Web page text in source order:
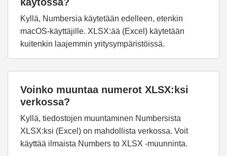
Kyllä, Numbersia käytetään edelleen, etenkin
macOS-käyttäjille. XLSX:ää (Excel) käytetään
kuitenkin laajemmin yritysympäristöissä.
Voinko muuntaa numerot XLSX:ksi
verkossa?
Kyllä, tiedostojen muuntaminen Numbersista
XLSX:ksi (Excel) on mahdollista verkossa. Voit
käyttää ilmaista Numbers to XLSX -muunninta.